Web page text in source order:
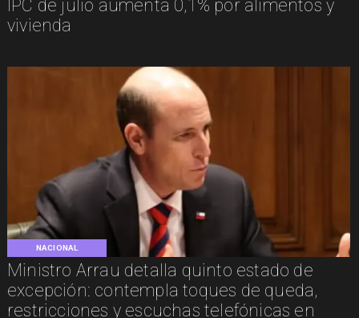
IPC de julio aumenta 0,1% por alimentos y
vivienda
NACIONAL
Ministro Arrau detalla quinto estado de
excepción: contempla toques de queda,
restricciones y escuchas telefónicas en